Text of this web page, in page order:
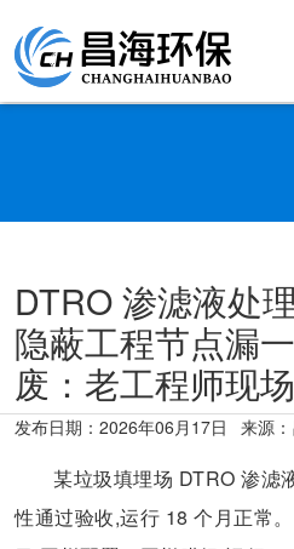
DTRO 渗滤液处
隐蔽工程节点漏
废：老工程师现
发布日期： 2026年06月17日 来源
某垃圾填埋场 DTRO 渗滤
性通过验收,运行 18 个月正常